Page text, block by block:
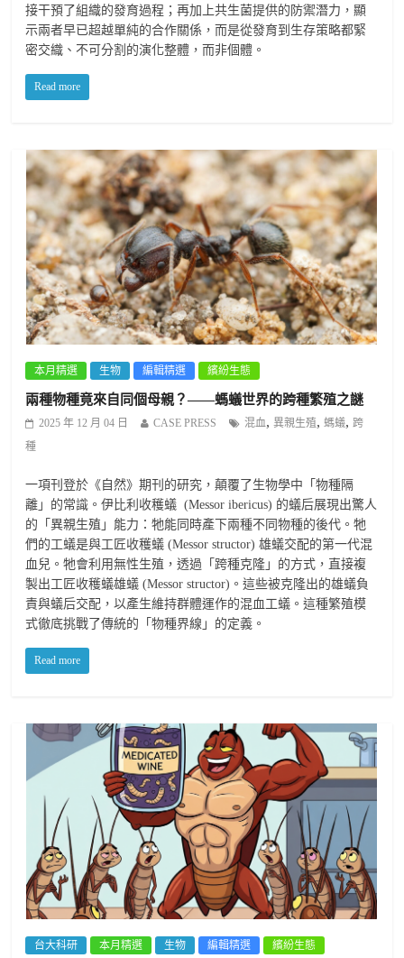
接干預了組織的發育過程；再加上共生菌提供的防禦潛力，顯
示兩者早已超越單純的合作關係，而是從發育到生存策略都緊
密交織、不可分割的演化整體，而非個體。
Read more
本月精選 生物 編輯精選 繽紛生態
兩種物種竟來自同個母親？——螞蟻世界的跨種繁殖之謎
2025 年 12 月 04 日 CASE PRESS 混血,異親生殖, 螞蟻, 跨
種
一項刊登於《自然》期刊的研究，顛覆了生物學中「物種隔
離」的常識。伊比利收穫蟻 (Messor ibericus) 的蟻后展現出驚人
的「異親生殖」能力：牠能同時產下兩種不同物種的後代。牠
們的工蟻是與工匠收穫蟻 (Messor structor) 雄蟻交配的第一代混
血兒。牠會利用無性生殖，透過「跨種克隆」的方式，直接複
製出工匠收穫蟻雄蟻 (Messor structor)。這些被克隆出的雄蟻負
責與蟻后交配，以產生維持群體運作的混血工蟻。這種繁殖模
式徹底挑戰了傳統的「物種界線」的定義。
Read more
台大科研 本月精選 生物 編輯精選 繽紛生態